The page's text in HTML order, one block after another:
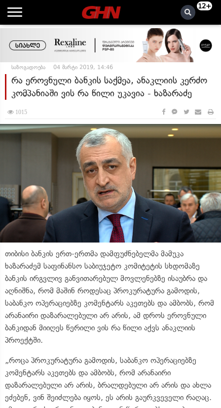
12+
საზოგადოება 04 მარტი 2019, 14:46
რა ეროვნული ბანკის საქმეა, ანაკლიის კერძო
კომპანიაში ვის რა წილი უკავია - ხაზარაძე
1015
თიბისი ბანკის ერთ-ერთმა დამფუძნებელმა მამუკა
ხაზარაძემ საფინანსო საბიუჯეტო კომიტეტის სხდომაზე
ბანკის ირგვლივ განვითარებულ მოვლენებზე ისაუბრა და
აღნიშნა, რომ მაშინ როდესაც პროკურატურა გამოდის,
საბანკო ოპერაციებზე კომენტარს აკეთებს და ამბობს, რომ
არანაირი დაზარალებული არ არის, ამ დროს ეროვნული
ბანკიდან მიიღეს წერილი ვის რა წილი აქვს ანაკლიის
პროექტში.
„როცა პროკურატურა გამოდის, საბანკო ოპერაციებზე
კომენტარს აკეთებს და ამბობს, რომ არანაირი
დაზარალებული არ არის, ბრალდებული არ არის და ახლა
ეძებენ, ვინ შეიძლება იყოს, ეს არის გაურკვეველი რაღაც.